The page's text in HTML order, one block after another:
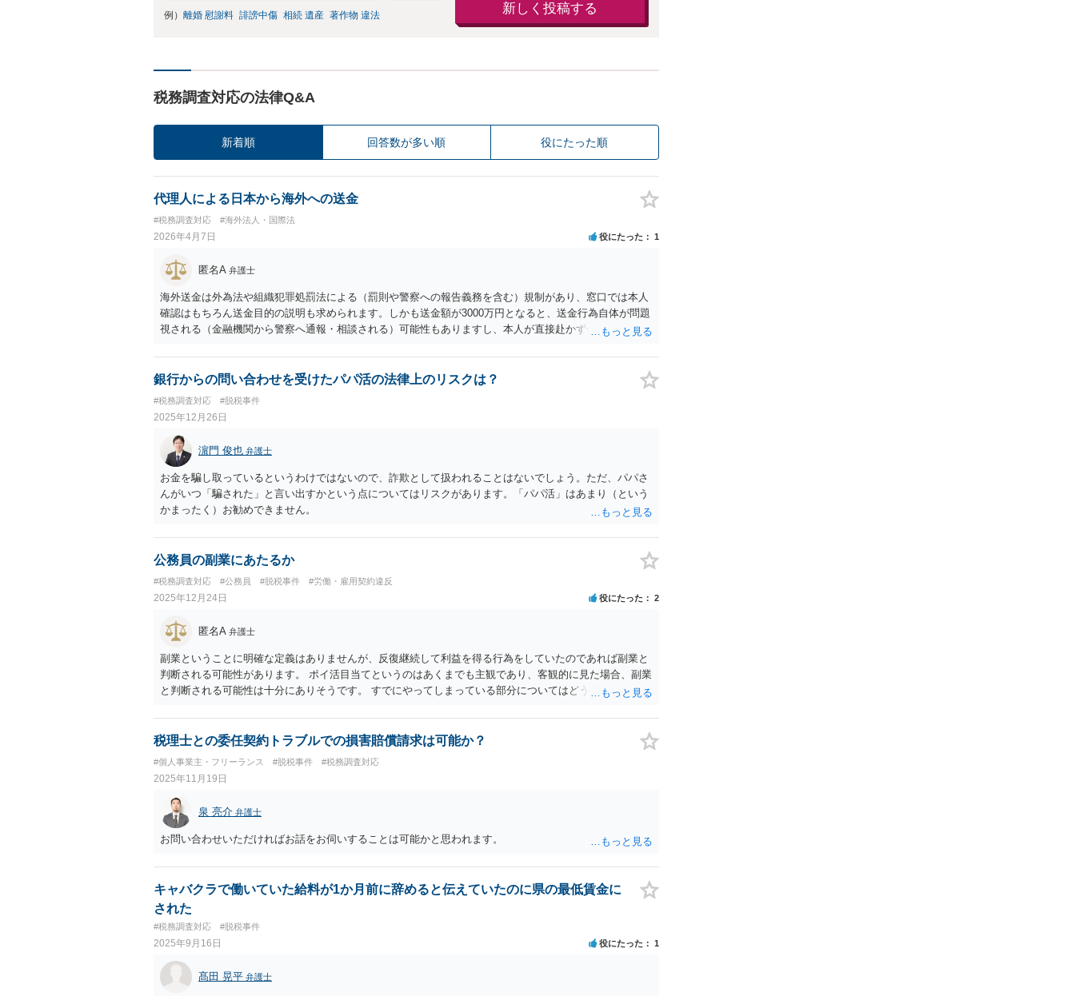
例） 離婚 慰謝料 誹謗中傷 相続 遺産 著作物 違法 新しく投稿する
税務調査対応の法律Q&A
新着順 回答数が多い順 役にたった順
代理人による日本から海外への送金
#税務調査対応 #海外法人・国際法
2026年4月7日 役にたった 1
匿名A 弁護士
海外送金は外為法や組織犯罪処罰法による（罰則や警察への報告義務を含む）規制があり、窓口では本人
確認はもちろん送金目的の説明も求められます。しかも送金額が3000万円となると、送金行為自体が問題
視される（金融機関から警察へ通報・相談される）可能性もありますし、本人が直接赴かず代理人による
を行って、代理人による手続の可否や必要書類を聞いておき、送金のために再来訪する日程なども調整し
た方がよいと思います。
銀行からの問い合わせを受けたパパ活の法律上のリスクは？
#税務調査対応 #脱税事件
2025年12月26日
濵門 俊也 弁護士
お金を騙し取っているというわけではないので、詐欺として扱われることはないでしょう。ただ、パパさ
んがいつ「騙された」と言い出すかという点についてはリスクがあります。「パパ活」はあまり（という
かまったく）お勧めできません。
公務員の副業にあたるか
#税務調査対応 #公務員 #脱税事件 #労働・雇用契約違反
2025年12月24日 役にたった 2
匿名A 弁護士
副業ということに明確な定義はありませんが、反復継続して利益を得る行為をしていたのであれば副業と
判断される可能性があります。 ポイ活目当てというのはあくまでも主観であり、客観的に見た場合、副業
と判断される可能性は十分にありそうです。 すでにやってしまっている部分についてはどうしようもあり
税理士との委任契約トラブルでの損害賠償請求は可能か？
#個人事業主・フリーランス #脱税事件 #税務調査対応
2025年11月19日
泉 亮介 弁護士
お問い合わせいただければお話をお伺いすることは可能かと思われます。
キャバクラで働いていた給料が1か月前に辞めると伝えていたのに県の最低賃金に
された
#税務調査対応 #脱税事件
2025年9月16日 役にたった 1
髙田 晃平 弁護士